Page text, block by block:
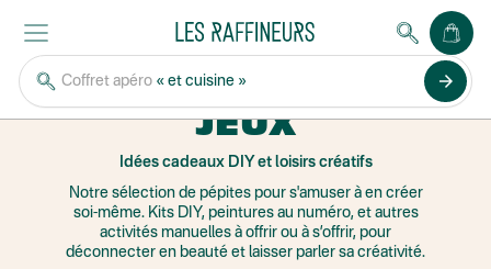
Coffret apéro « et cuisine » arrow_forward
ACTIVITÉS
CRÉATIVES ET
JEUX
Idées cadeaux DIY et loisirs créatifs
Notre sélection de pépites pour s'amuser à en créer
soi-même. Kits DIY, peintures au numéro, et autres
activités manuelles à offrir ou à s’offrir, pour
déconnecter en beauté et laisser parler sa créativité.